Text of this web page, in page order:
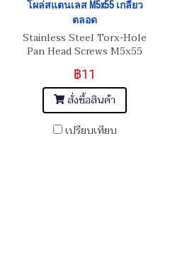
โผล่สแตนเลส M5x55 เกลียว
ตลอด
Stainless Steel Torx-Hole
Pan Head Screws M5x55
฿11
สั่งซื้อสินค้า
เปรียบเทียบ